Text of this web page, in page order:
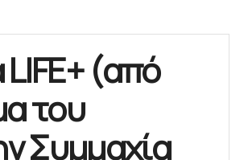
(από
του
Συμμαχία